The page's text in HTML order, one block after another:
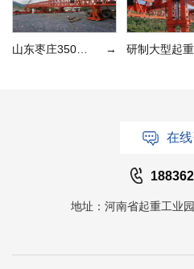
→
山东枣庄350吨架桥机待租售 研制大型起重运输机械设备
在
地址：河南省起重工业